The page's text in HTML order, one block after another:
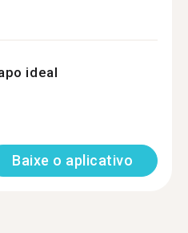
ideal
Baixe o aplicativo